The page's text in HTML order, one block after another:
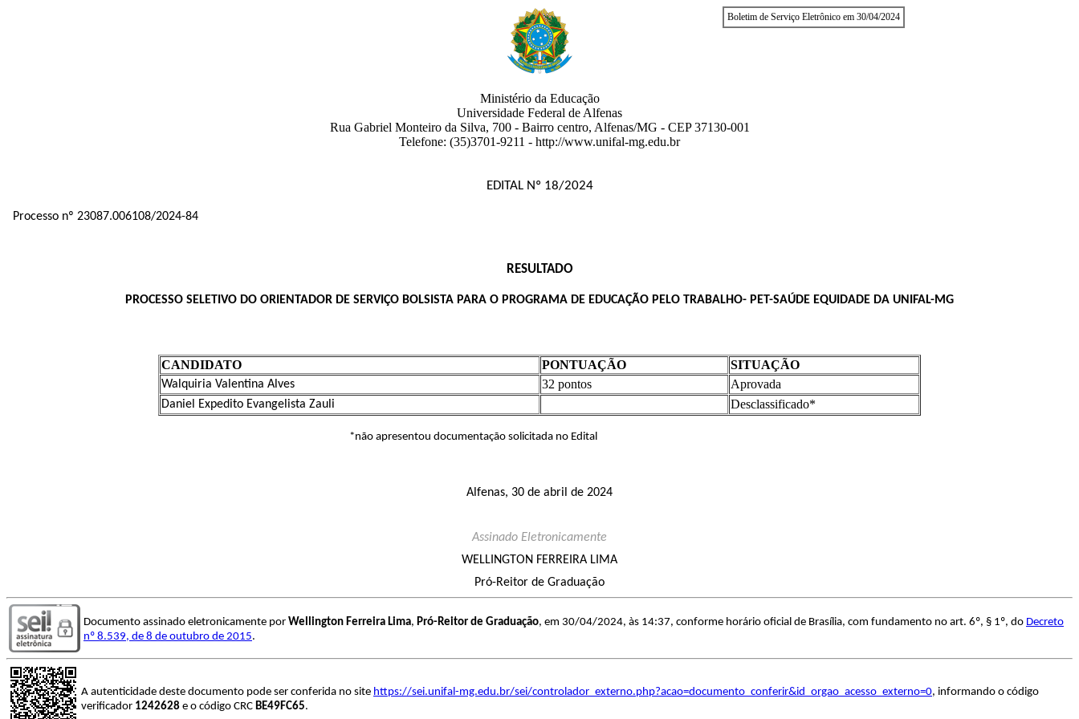
Boletim de Serviço Eletrônico em 30/04/2024
Ministério da Educação
Universidade Federal de Alfenas
Rua Gabriel Monteiro da Silva, 700 - Bairro centro, Alfenas/MG - CEP 37130-001
Telefone: (35)3701-9211 - http://www.unifal-mg.edu.br
EDITAL Nº 18/2024
Processo nº 23087.006108/2024-84
RESULTADO
PROCESSO SELETIVO DO ORIENTADOR DE SERVIÇO BOLSISTA PARA O PROGRAMA DE EDUCAÇÃO PELO TRABALHO- PET-SAÚDE EQUIDADE DA UNIFAL-MG
CANDIDATO PONTUAÇÃO SITUAÇÃO
Walquiria Valentina Alves 32 pontos Aprovada
Daniel Expedito Evangelista Zauli Desclassificado*
*não apresentou documentação solicitada no Edital
Alfenas, 30 de abril de 2024
Assinado Eletronicamente
WELLINGTON FERREIRA LIMA
Pró-Reitor de Graduação
Documento assinado eletronicamente por Wellington Ferreira Lima, Pró-Reitor de Graduação, em 30/04/2024, às 14:37, conforme horário oficial de Brasília, com fundamento no art. 6º, § 1º, do Decreto
nº 8.539, de 8 de outubro de 2015.
A autenticidade deste documento pode ser conferida no site https://sei.unifal-mg.edu.br/sei/controlador_externo.php?acao=documento_conferir&id_orgao_acesso_externo=0, informando o código
verificador 1242628 e o código CRC BE49FC65.